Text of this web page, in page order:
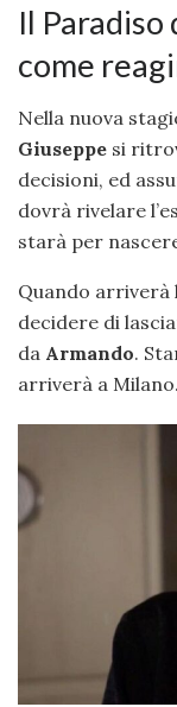
Il Paradiso
come
Nella nuova
Giuseppe si
decisioni, ed
dovrà rivelare
starà per
Quando arriverà
decidere di
da Armando.
arriverà a Milano.